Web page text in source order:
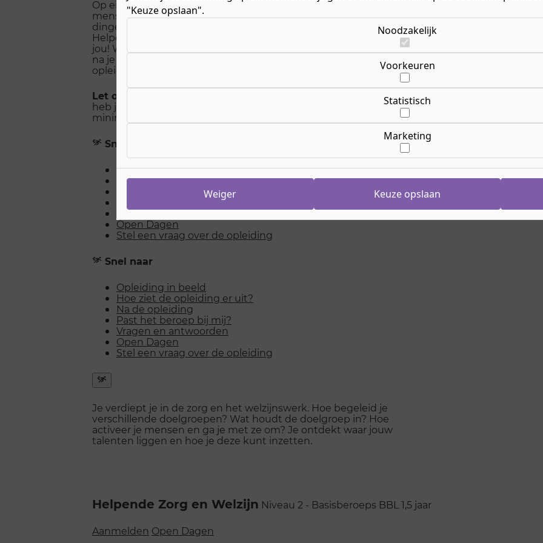
Op eigen benen staan, wie wil dat niet? Maar soms hebben
mensen een arm of een schouder nodig bij de dagelijkse
dingen. Wil jij die helpende hand zijn? Dan is de opleiding
Helpende Zorg en Welzijn bij ROC Nijmegen echt iets voor
jou! Wil je weten wat je leert, welke vakken je krijgt en wat je
na je opleiding kunt doen? Lees dan snel verder en ontdek de
opleiding Helpende Zorg en Welzijn.
Let op
: Als je deze opleiding als BBL student wil gaan volgen,
heb je een werkplek nodig met een arbeidscontract van
minimaal 20 uur. Zie het kopje "Wat zijn de toelatingseisen?"
Snel naar
Opleiding in beeld
Hoe ziet de opleiding er uit?
Past het beroep bij mij?
Vragen en antwoorden
Open Dagen
Stel een vraag over de opleiding
Snel naar
Opleiding in beeld
Hoe ziet de opleiding er uit?
Na de opleiding
Past het beroep bij mij?
Vragen en antwoorden
Open Dagen
Stel een vraag over de opleiding
Snel
menu
openen
Je verdiept je in de zorg en het welzijnswerk. Hoe begeleid je
verschillende doelgroepen? Wat houdt de doelgroep in? Hoe
activeer je mensen en ga je met ze om? Je ontdekt waar jouw
talenten liggen en hoe je deze kunt inzetten.
Of
24
Aanmelden
Helpende Zorg en Welzijn Niveau 2 - Basisberoeps BBL 1,5 jaar
Aanmelden Open Dagen
"Keuze opslaan".
Noodzakelijk
Voorkeuren
Statistisch
Marketing
Weiger Keuze opslaan